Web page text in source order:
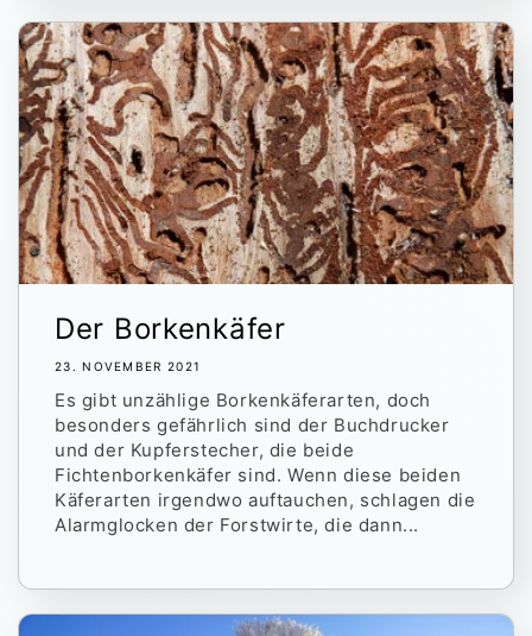
Der Borkenkäfer
23. NOVEMBER 2021
Es gibt unzählige Borkenkäferarten, doch
besonders gefährlich sind der Buchdrucker
und der Kupferstecher, die beide
Fichtenborkenkäfer sind. Wenn diese beiden
Käferarten irgendwo auftauchen, schlagen die
Alarmglocken der Forstwirte, die dann...